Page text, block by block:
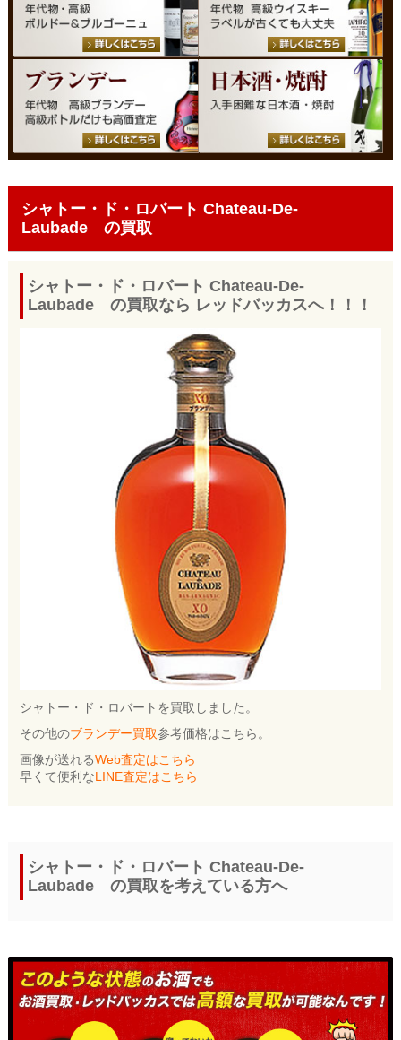
シャトー・ド・ロバート Chateau-De-
Laubade の買取
シャトー・ド・ロバート Chateau-De-
Laubade の買取なら レッドバッカスへ！！！
シャトー・ド・ロバートを買取しました。
その他のブランデー買取参考価格はこちら。
画像が送れるWeb査定はこちら
早くて便利なLINE査定はこちら
シャトー・ド・ロバート Chateau-De-
Laubade の買取を考えている方へ